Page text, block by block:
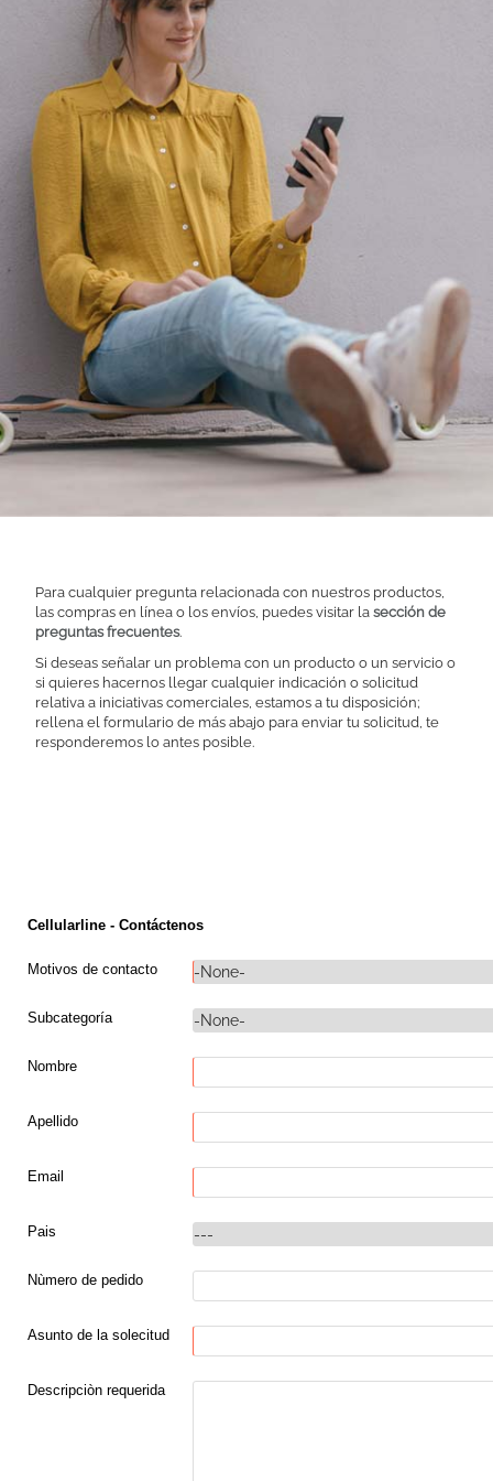
Para cualquier pregunta relacionada con nuestros productos,
las compras en línea o los envíos, puedes visitar la sección de
preguntas frecuentes.
Si deseas señalar un problema con un producto o un servicio o
si quieres hacernos llegar cualquier indicación o solicitud
relativa a iniciativas comerciales, estamos a tu disposición;
rellena el formulario de más abajo para enviar tu solicitud, te
responderemos lo antes posible.
Cellularline - Contáctenos
Motivos de contacto
Subcategoría
Nombre
Apellido
Email
Pais
Nùmero de pedido
Asunto de la solecitud
Descripciòn requerida